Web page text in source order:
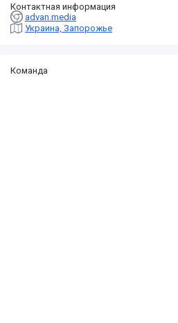
Контактная информация
advan.media
Украина, Запорожье
Команда